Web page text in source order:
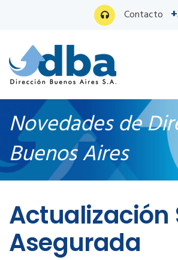
Contacto
Novedades de
Buenos Aires
Actualización
Asegurada